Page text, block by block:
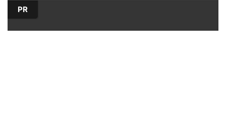
の記
日を
ぁ。。。。デザインが良くテンション
ニン
PR